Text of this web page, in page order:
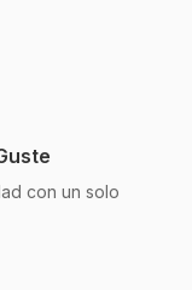
con un solo